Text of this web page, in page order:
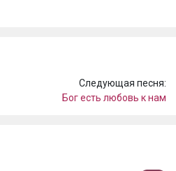
Следующая песня:
Бог есть любовь к нам